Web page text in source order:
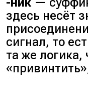
здесь несёт
сигнал, то
та же логика,